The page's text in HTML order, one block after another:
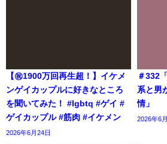
【㊗️1900万回再生超！】イケメ
ンゲイカップルに好きなところ
を聞いてみた！ #lgbtq #ゲイ #
ゲイカップル #筋肉 #イケメン
2026年6月24日
＃332
系と男
情」
2026年6